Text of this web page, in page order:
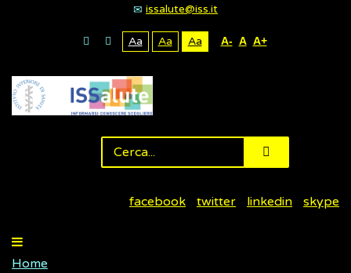
issalute@iss.it
Aa Aa Aa A- A A+
facebook twitter linkedin skype
Home